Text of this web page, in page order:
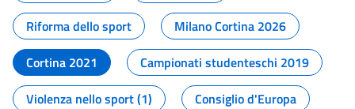
Riforma dello sport
Milano Cortina 2026
Cortina 2021
Campionati studenteschi 2019
Violenza nello sport (1)
Consiglio d'Europa